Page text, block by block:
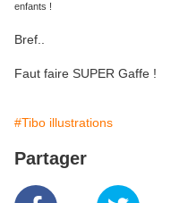
enfants !
Bref..
Faut faire SUPER Gaffe !
#Tibo illustrations
Partager